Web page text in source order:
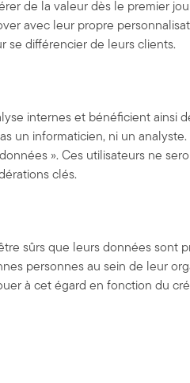
de la valeur dès le premier
avec leur propre
se différencier de leurs clients.
internes et bénéficient ainsi
un informaticien, ni un
». Ces utilisateurs ne
clés.
sûrs que leurs données sont
personnes au sein de leur
à cet égard en fonction du